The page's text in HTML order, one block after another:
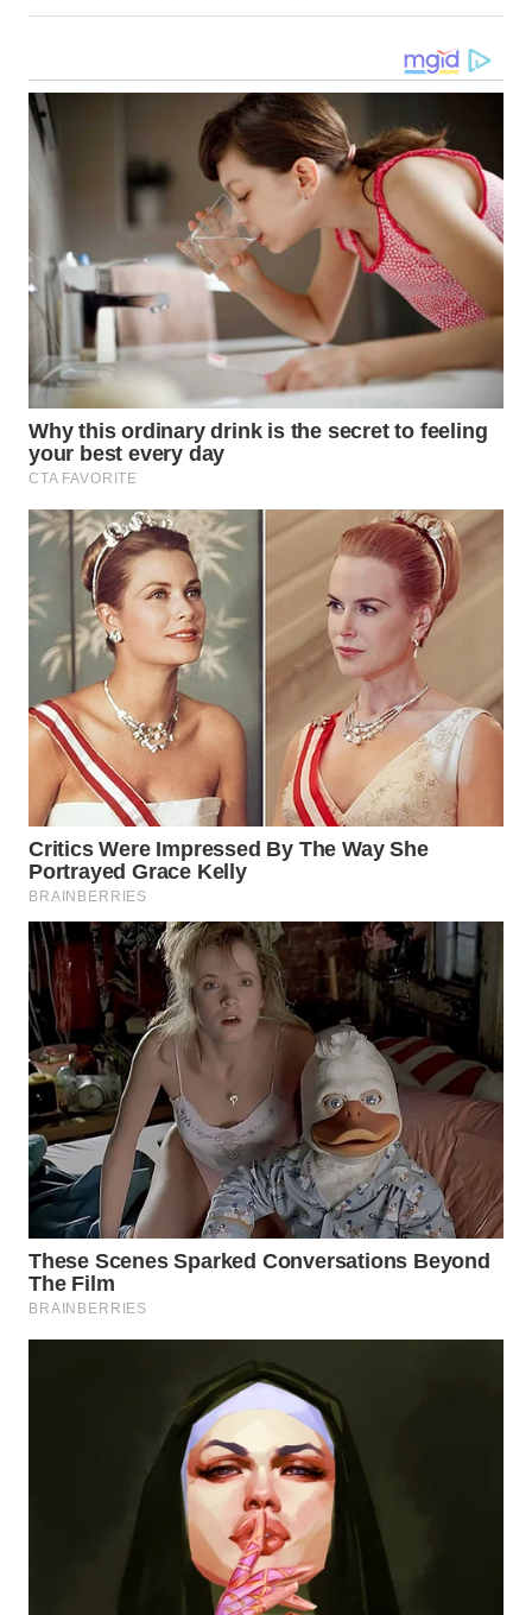
BOGOR
TAPANULI
UTARA
WN
SAMOSIR
WN
PADANG
LAWAS
WN
SUMEDANG
WN
CIANJUR
WN
KEPULAUAN
SERIBU
TANGERANG
BINJAI
WN
CIREBON
WN
INDRAMAYU
WN
KUNINGAN
WN
MAJALENGKA